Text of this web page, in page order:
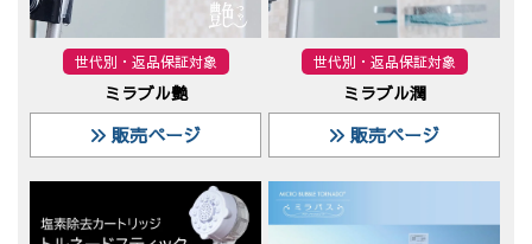
世代別・返品保証対象
ミラブル艶
販売ページ
世代別・返品保証対象
ミラブル潤
販売ページ